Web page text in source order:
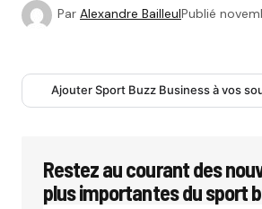
Par Alexandre BailleulPublié
Ajouter Sport Buzz Business à vos
Restez au courant des
plus importantes du sport